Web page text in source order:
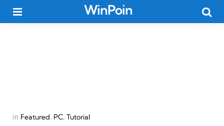
WinPoin
Categories
Posted
in Featured PC Tutorial